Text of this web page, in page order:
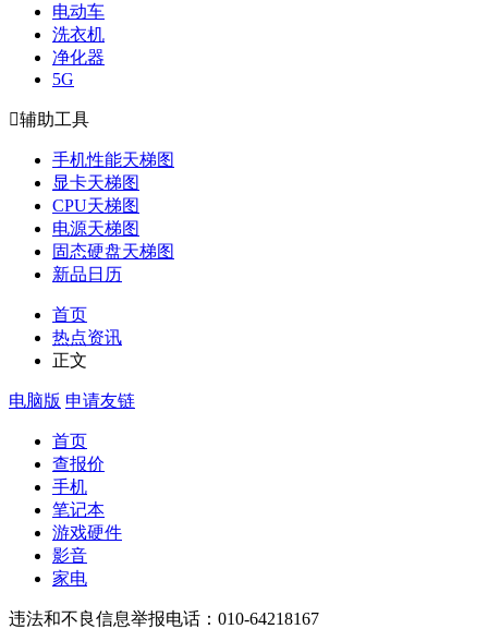
电动车
洗衣机
净化器
5G
辅助工具
手机性能天梯图
显卡天梯图
CPU天梯图
电源天梯图
固态硬盘天梯图
新品日历
首页
热点资讯
正文
电脑版 申请友链
首页
查报价
手机
笔记本
游戏硬件
影音
家电
违法和不良信息举报电话：010-64218167